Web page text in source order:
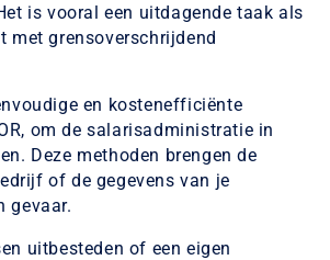
is vooral een uitdagende taak als
met grensoverschrijdend
en kostenefficiënte
om de salarisadministratie in
Deze methoden brengen de
of de gegevens van je
gevaar.
uitbesteden of een eigen